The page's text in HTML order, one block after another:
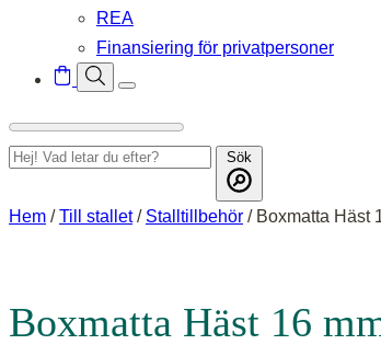
REA
Finansiering för privatpersoner
Sök
Hem /Till stallet/ Stalltillbehör / Boxmatta Häst
Boxmatta Häst 16